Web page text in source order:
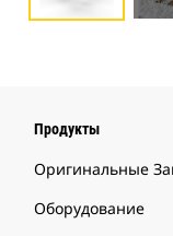
Продукты
Оригинальные
Оборудование